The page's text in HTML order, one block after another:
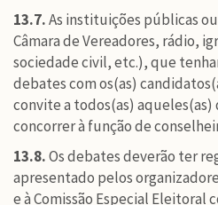
13.7.As instituições públicas
Câmara de Vereadores, rádio,
sociedade civil, etc.), que
debates com os(as)
convite a todos(as)
concorrer à função de
13.8.Os debates deverão ter
apresentado pelos
e à Comissão Especial Eleitoral